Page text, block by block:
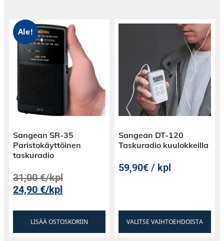
Ale!
Sangean SR-35
Paristokäyttöinen
taskuradio
31,00€/kpl
24,90€/kpl
LISÄÄ OSTOSKORIIN
Sangean DT-120
Taskuradio kuulokkeilla
59,90€ / kpl
VALITSE VAIHTOEHDOISTA